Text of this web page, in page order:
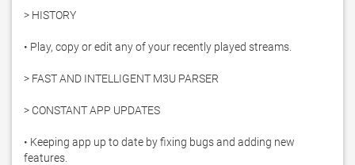
> HISTORY
• Play, copy or edit any of your recently played streams.
> FAST AND INTELLIGENT M3U PARSER
> CONSTANT APP UPDATES
• Keeping app up to date by fixing bugs and adding new
features.